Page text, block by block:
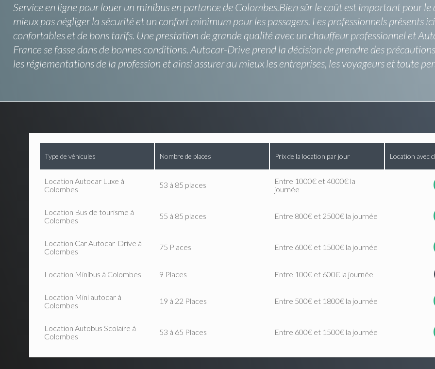
Service en ligne pour louer un minibus en partance de Colombes.Bien sûr le coût est important pour
mieux pas négliger la sécurité et un confort minimum pour les passagers. Les professionnels présents
confortables et de bons tarifs. Une prestation de grande qualité avec un chauffeur professionnel et
France se fasse dans de bonnes conditions. Autocar-Drive prend la décision de prendre des
les réglementations de la profession et ainsi assurer au mieux les entreprises, les voyageurs et toute
Type de véhicules Nombre de places Prix de la location par jour Location avec
Location Autocar Luxe à
Colombes
53 à 85 places
Entre 1000€ et 4000€ la
journée
Location Bus de tourisme à
Colombes
55 à 85 places Entre 800€ et 2500€ la journée
Location Car Autocar-Drive à
Colombes
75 Places Entre 600€ et 1500€ la journée
Location Minibus à Colombes 9 Places Entre 100€ et 600€ la journée
Location Mini autocar à
Colombes
19 à 22 Places Entre 500€ et 1800€ la journée
Location Autobus Scolaire à
Colombes
53 à 65 Places Entre 600€ et 1500€ la journée